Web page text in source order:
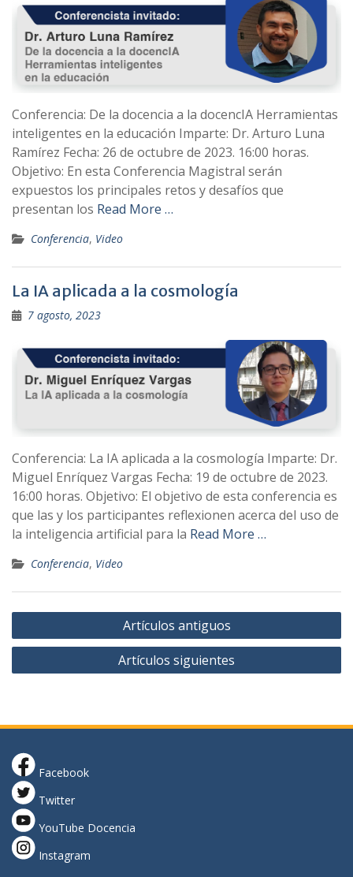
Conferencia: De la docencia a la docencIA Herramientas
inteligentes en la educación Imparte: Dr. Arturo Luna
Ramírez Fecha: 26 de octubre de 2023. 16:00 horas.
Objetivo: En esta Conferencia Magistral serán
expuestos los principales retos y desafíos que
presentan los Read More …
Conferencia, Video
La IA aplicada a la cosmología
7 agosto, 2023
Conferencia: La IA aplicada a la cosmología Imparte: Dr.
Miguel Enríquez Vargas Fecha: 19 de octubre de 2023.
16:00 horas. Objetivo: El objetivo de esta conferencia es
que las y los participantes reflexionen acerca del uso de
la inteligencia artificial para la Read More …
Conferencia, Video
Navegación
de
Artículos antiguos
Artículos siguientes
Facebook
Twitter
YouTube Docencia
Instagram